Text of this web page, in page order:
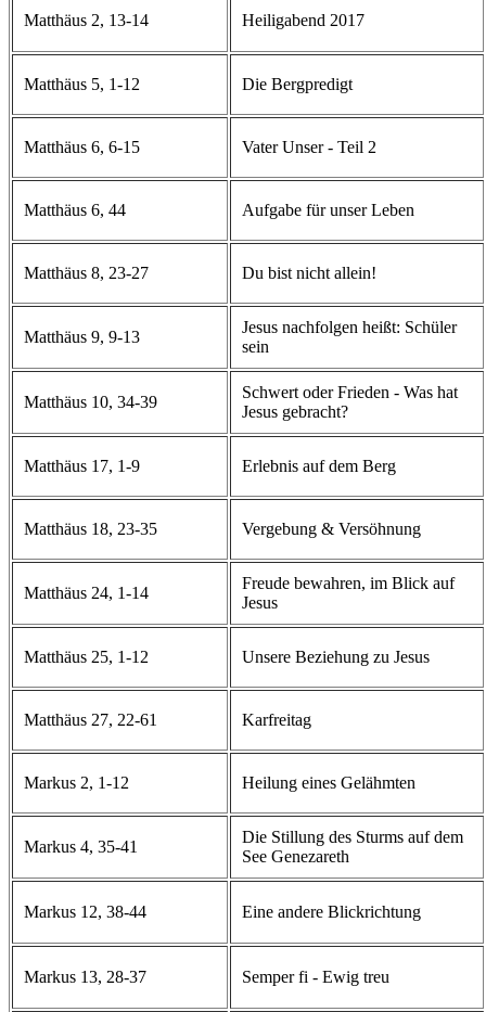
Matthäus 2, 13-14 Heiligabend 2017
Matthäus 5, 1-12 Die Bergpredigt
Matthäus 6, 6-15 Vater Unser - Teil 2
Matthäus 6, 44 Aufgabe für unser Leben
Matthäus 8, 23-27 Du bist nicht allein!
Matthäus 9, 9-13
Jesus nachfolgen heißt: Schüler
sein
Matthäus 10, 34-39
Schwert oder Frieden - Was hat
Jesus gebracht?
Matthäus 17, 1-9 Erlebnis auf dem Berg
Matthäus 18, 23-35 Vergebung & Versöhnung
Matthäus 24, 1-14
Freude bewahren, im Blick auf
Jesus
Matthäus 25, 1-12 Unsere Beziehung zu Jesus
Matthäus 27, 22-61 Karfreitag
Markus 2, 1-12 Heilung eines Gelähmten
Markus 4, 35-41
Die Stillung des Sturms auf dem
See Genezareth
Markus 12, 38-44 Eine andere Blickrichtung
Markus 13, 28-37 Semper fi - Ewig treu